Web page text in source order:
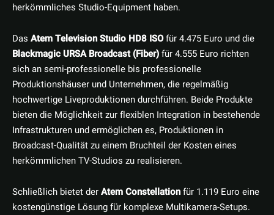
herkömmliches Studio-Equipment haben.
Das Atem Television Studio HD8 ISOfür 4.475 Euro und die
Blackmagic URSA Broadcast (Fiber)für 4.555 Euro richten
sich an semi-professionelle bis professionelle
Produktionshäuser und Unternehmen, die regelmäßig
hochwertige Liveproduktionen durchführen. Beide Produkte
bieten die Möglichkeit zur flexiblen Integration in bestehende
Infrastrukturen und ermöglichen es, Produktionen in
Broadcast-Qualität zu einem Bruchteil der Kosten eines
herkömmlichen TV-Studios zu realisieren.
Schließlich bietet derAtem Constellationfür 1.119 Euro eine
kostengünstige Lösung für komplexe Multikamera-Setups.